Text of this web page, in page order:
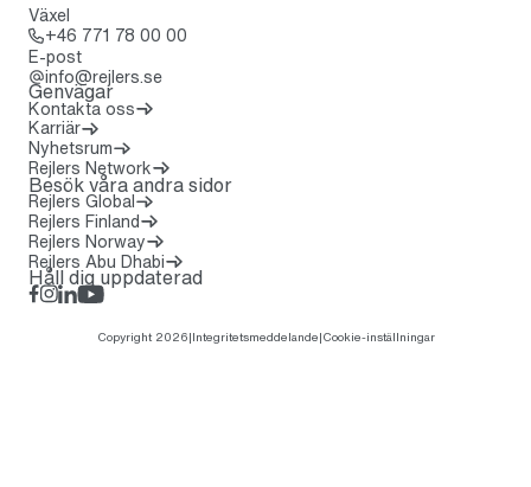
Växel
+46 771 78 00 00
E-post
info@rejlers.se
Genvägar
Kontakta oss
Karriär
Nyhetsrum
Rejlers Network(Öppnas i en ny flik)
Besök våra andra sidor
Rejlers Global
Rejlers Finland
Rejlers Norway
Rejlers Abu Dhabi
Håll dig uppdaterad
Facebook
Instagram
LinkedIn
Rejlers Play
Copyright 2026|Integritetsmeddelande|Cookie-inställningar